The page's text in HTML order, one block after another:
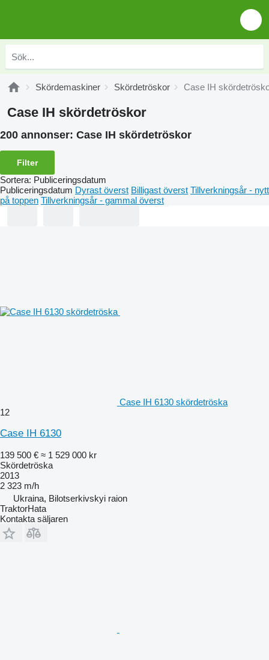
Skördemaskiner Skördetröskor Case IH
Case IH skördetröskor
200 annonser: Case IH skördetröskor
Filter
Sortera: Publiceringsdatum
Publiceringsdatum Dyrast överst Billigast överst Tillverkningsår - nytt
på toppen Tillverkningsår - gammal överst
Case IH 6130 skördetröska
12
Case IH 6130
139 500 € ≈ 1 529 000 kr
Skördetröska
2013
2 323 m/h
Ukraina, Bilotserkivskyi raion
TraktorHata
Kontakta säljaren